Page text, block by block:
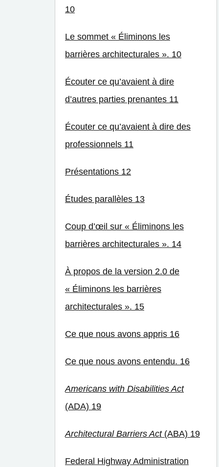
10
Le sommet « Éliminons les
barrières architecturales ». 10
Écouter ce qu’avaient à dire
d’autres parties prenantes 11
Écouter ce qu’avaient à dire des
professionnels 11
Présentations 12
Études parallèles 13
Coup d’œil sur « Éliminons les
barrières architecturales ». 14
À propos de la version 2.0 de
« Éliminons les barrières
architecturales ». 15
Ce que nous avons appris 16
Ce que nous avons entendu. 16
Americans with Disabilities Act
(ADA) 19
Architectural Barriers Act(ABA) 19
Federal Highway Administration